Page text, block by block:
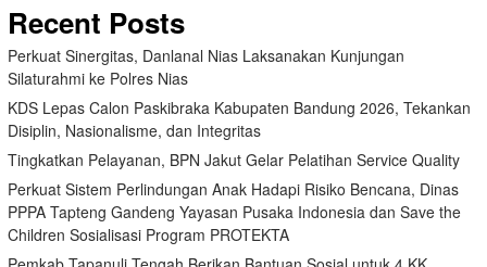
Recent Posts
Perkuat Sinergitas, Danlanal Nias Laksanakan Kunjungan
Silaturahmi ke Polres Nias
KDS Lepas Calon Paskibraka Kabupaten Bandung 2026, Tekankan
Disiplin, Nasionalisme, dan Integritas
Tingkatkan Pelayanan, BPN Jakut Gelar Pelatihan Service Quality
Perkuat Sistem Perlindungan Anak Hadapi Risiko Bencana, Dinas
PPPA Tapteng Gandeng Yayasan Pusaka Indonesia dan Save the
Children Sosialisasi Program PROTEKTA